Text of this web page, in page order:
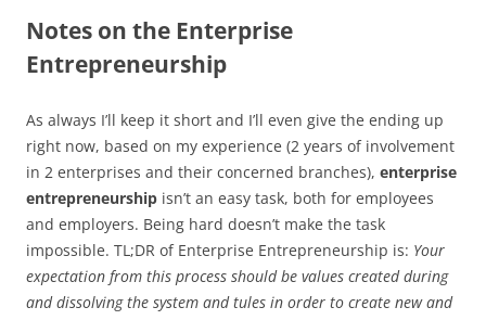
Notes on the Enterprise
Entrepreneurship
As always I’ll keep it short and I’ll even give the ending up
right now, based on my experience (2 years of involvement
in 2 enterprises and their concerned branches), enterprise
entrepreneurship isn’t an easy task, both for employees
and employers. Being hard doesn’t make the task
impossible. TL;DR of Enterprise Entrepreneurship is: Your
expectation from this process should be values created during
and dissolving the system and tules in order to create new and